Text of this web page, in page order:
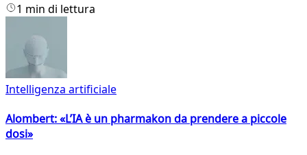
1 min di lettura
Intelligenza artificiale
Alombert: «L’IA è un pharmakon da prendere a piccole
dosi»